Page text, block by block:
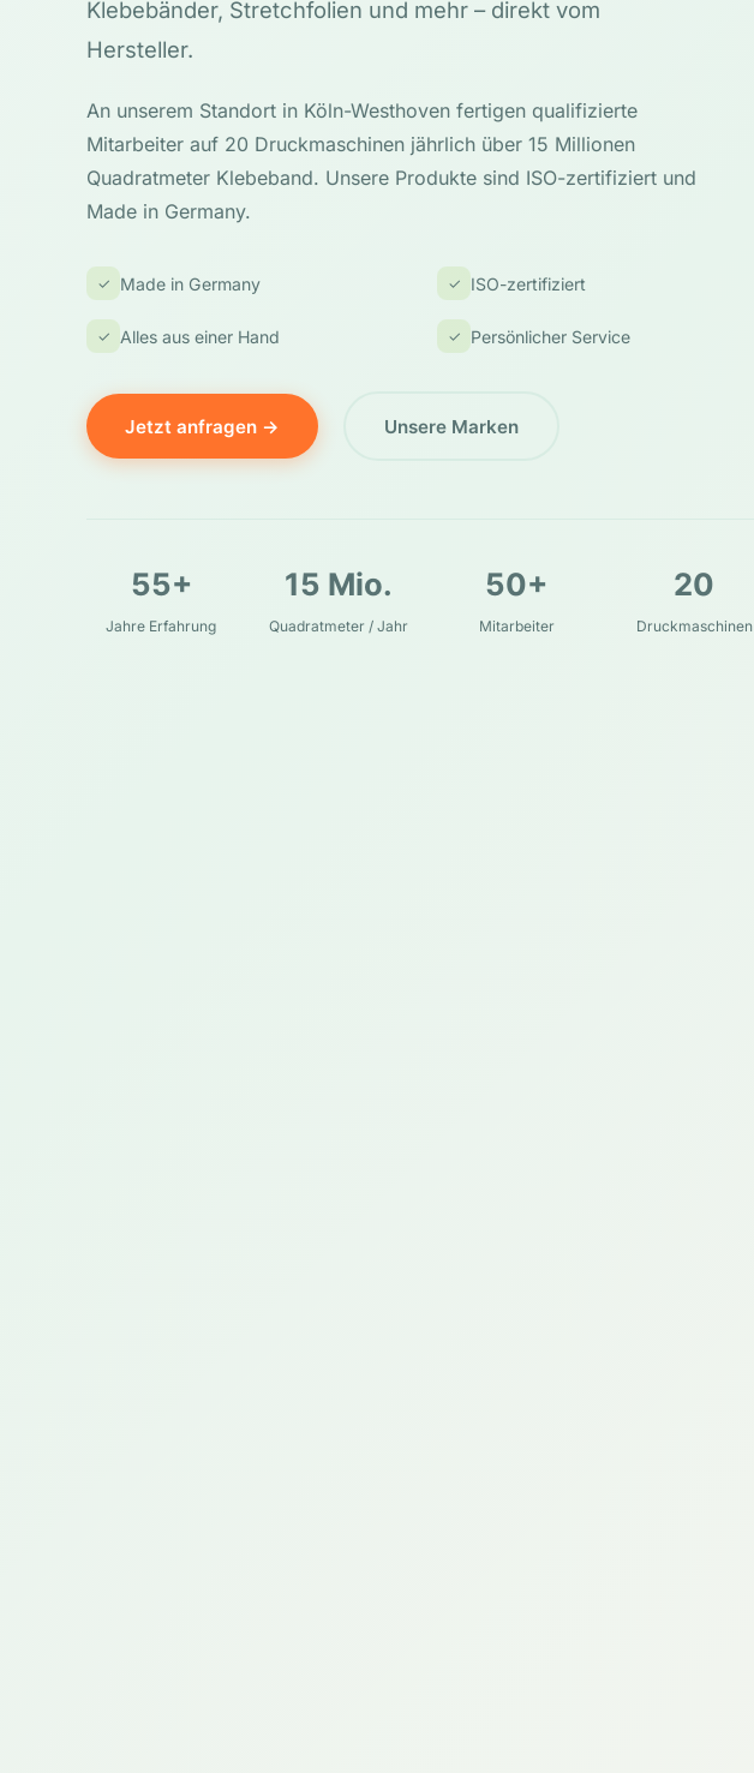
Klebebänder, Stretchfolien und mehr – direkt vom
Hersteller.
An unserem Standort in Köln-Westhoven fertigen qualifizierte
Mitarbeiter auf 20 Druckmaschinen jährlich über 15 Millionen
Quadratmeter Klebeband. Unsere Produkte sind ISO-zertifiziert und
Made in Germany.
✓ Made in Germany ✓ ISO-zertifiziert
✓ Alles aus einer Hand ✓ Persönlicher Service
Jetzt anfragen → Unsere Marken
55+
Jahre Erfahrung
15 Mio.
Quadratmeter / Jahr
50+
Mitarbeiter
20
Druckmaschinen